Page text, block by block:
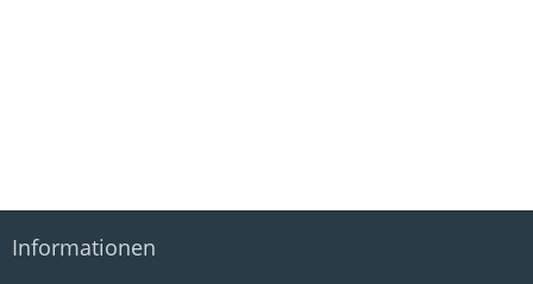
Informationen